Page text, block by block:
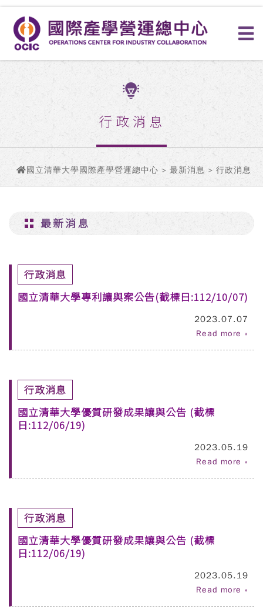
行政消息
國立清華大學國際產學營運總中心 > 最新消息 > 行政消息
最新消息
行政消息
國立清華大學專利讓與案公告(截標日:112/10/07)
2023.07.07
Read more »
行政消息
國立清華大學優質研發成果讓與公告 (截標
日:112/06/19)
2023.05.19
Read more »
行政消息
國立清華大學優質研發成果讓與公告 (截標
日:112/06/19)
2023.05.19
Read more »